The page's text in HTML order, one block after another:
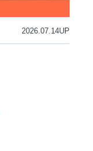
2026.07.14UP